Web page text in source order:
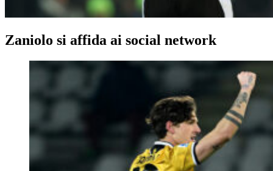
Zaniolo si affida ai social network